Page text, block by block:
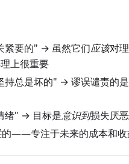
紧要的" → 虽然它们应该对
上很重要
持总是坏的" → 谬误谴责的
绪" → 目标是意识到损失厌
的——专注于未来的成本和收